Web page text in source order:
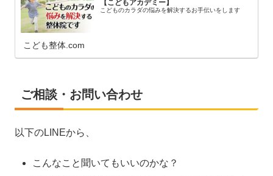
【こどもアカデミー】
こどものカラダの悩みを解決するお手伝いをします
こども整体.com
ご相談・お問い合わせ
以下のLINEから、
こんなこと聞いてもいいのかな？